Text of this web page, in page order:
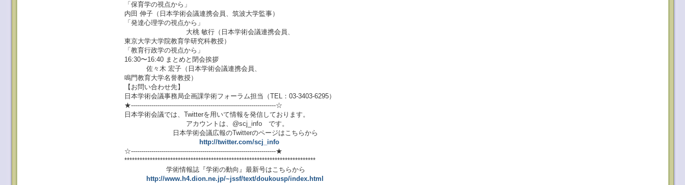
「保育学の視点から」
内田 伸子（日本学術会議連携会員、筑波大学監事）
「発達心理学の視点から」
大桃 敏行（日本学術会議連携会員、
東京大学大学院教育学研究科教授）
「教育行政学の視点から」
16:30〜16:40 まとめと閉会挨拶
佐々木 宏子（日本学術会議連携会員、
鳴門教育大学名誉教授）
【お問い合わせ先】
日本学術会議事務局企画課学術フォーラム担当（TEL：03-3403-6295）
★-----------------------------------------------------------------------☆
日本学術会議では、Twitterを用いて情報を発信しております。
アカウントは、@scj_info です。
日本学術会議広報のTwitterのページはこちらから
http://twitter.com/scj_info
☆-----------------------------------------------------------------------★
***************************************************************************
学術情報誌『学術の動向』最新号はこちらから
http://www.h4.dion.ne.jp/~jssf/text/doukousp/index.html